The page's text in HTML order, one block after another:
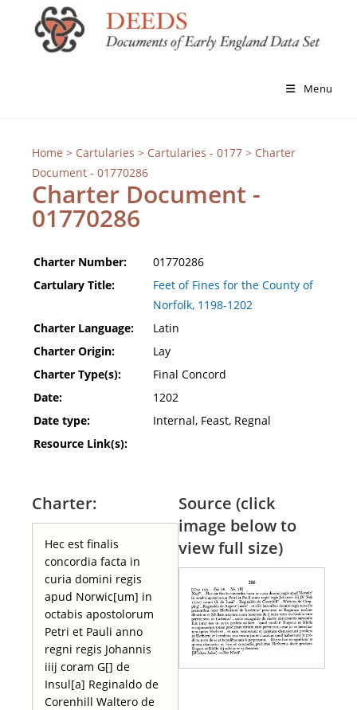
Menu
Home > Cartularies > Cartularies - 0177> Charter
Document - 01770286
Charter Document -
01770286
Charter Number:
01770286
Cartulary Title:
Feet of Fines for the County of
Norfolk, 1198-1202
Charter Language:
Latin
Charter Origin:
Lay
Charter Type(s):
Final Concord
Date:
1202
Date type:
Internal, Feast, Regnal
Resource Link(s):
Charter:
Hec est finalis
concordia facta in
curia domini regis
apud Norwic[um] in
octabis apostolorum
Petri et Pauli anno
regni regis Johannis
iiij coram G[] de
Insul[a] Reginaldo de
Corenhill Waltero de
Source (click
image below to
view full size)